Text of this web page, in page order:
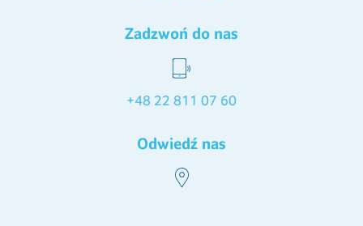
Zadzwoń do nas
+48 22 811 07 60
Odwiedź nas